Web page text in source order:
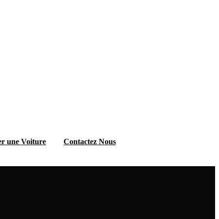
une Voiture Contactez Nous